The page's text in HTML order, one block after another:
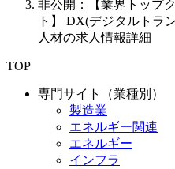
非公開：【業界トップ
ト】 DX(デジタルトラ
人材の求人情報詳細
TOP
専門サイト（業種別）
製造業
エネルギー関連
エネルギー
インフラ